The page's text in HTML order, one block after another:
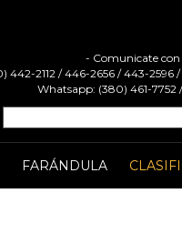
- Comunicate con
442-2112 / 446-2656 / 443-2596
Whatsapp: (380) 461-7752
FARÁNDULA